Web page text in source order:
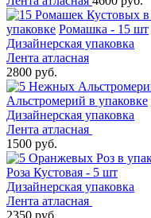
упаковке Ромашка - 15 шт
Дизайнерская упаковка
Лента атласная
2800 руб.
Альстромерий в упаковке
Дизайнерская упаковка
Лента атласная
1500 руб.
Роза Кустовая - 5 шт
Дизайнерская упаковка
Лента атласная
2350 руб.